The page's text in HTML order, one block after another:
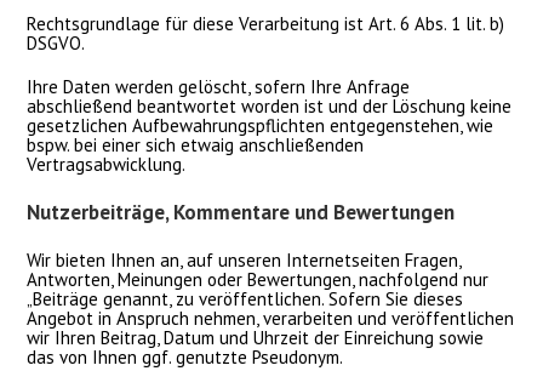
Rechtsgrundlage für diese Verarbeitung ist Art. 6 Abs. 1 lit. b)
DSGVO.
Ihre Daten werden gelöscht, sofern Ihre Anfrage
abschließend beantwortet worden ist und der Löschung keine
gesetzlichen Aufbewahrungspflichten entgegenstehen, wie
bspw. bei einer sich etwaig anschließenden
Vertragsabwicklung.
Nutzerbeiträge, Kommentare und Bewertungen
Wir bieten Ihnen an, auf unseren Internetseiten Fragen,
Antworten, Meinungen oder Bewertungen, nachfolgend nur
„Beiträge genannt, zu veröffentlichen. Sofern Sie dieses
Angebot in Anspruch nehmen, verarbeiten und veröffentlichen
wir Ihren Beitrag, Datum und Uhrzeit der Einreichung sowie
das von Ihnen ggf. genutzte Pseudonym.